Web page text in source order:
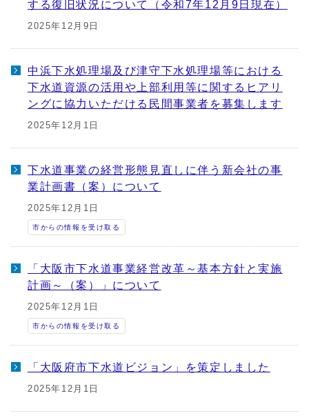
する復旧状況について（令和7年12月9日現在）
2025年12月9日
中浜下水処理場及び津守下水処理場等における
下水道資源の活用や上部利用等に関するヒアリ
ングに協力いただける民間事業者を募集します
2025年12月1日
下水道事業の経営形態見直しに伴う新会社の事
業計画書（案）について
2025年12月1日
市からの情報を受け取る
「大阪市下水道事業経営改革～基本方針と実施
計画～（案）」について
2025年12月1日
市からの情報を受け取る
「大阪府市下水道ビジョン」を策定しました
2025年12月1日